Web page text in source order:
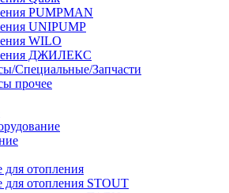
PUMPMAN
UNIPUMP
WILO
ДЖИЛЕКС
Специальные/Запчасти
прочее
отопления
отопления STOUT